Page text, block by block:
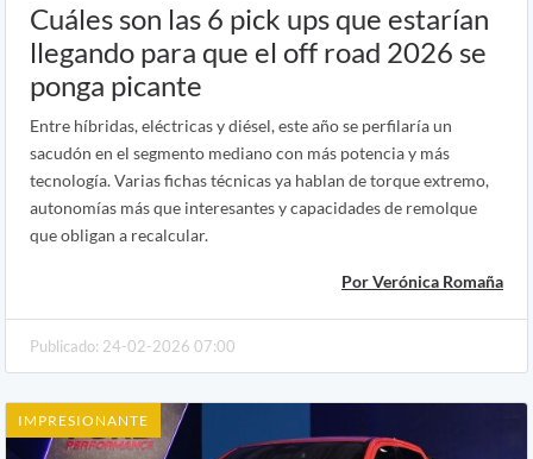
Cuáles son las 6 pick ups que estarían
llegando para que el off road 2026 se
ponga picante
Entre híbridas, eléctricas y diésel, este año se perfilaría un
sacudón en el segmento mediano con más potencia y más
tecnología. Varias fichas técnicas ya hablan de torque extremo,
autonomías más que interesantes y capacidades de remolque
que obligan a recalcular.
Por Verónica Romaña
Publicado: 24-02-2026 07:00
IMPRESIONANTE